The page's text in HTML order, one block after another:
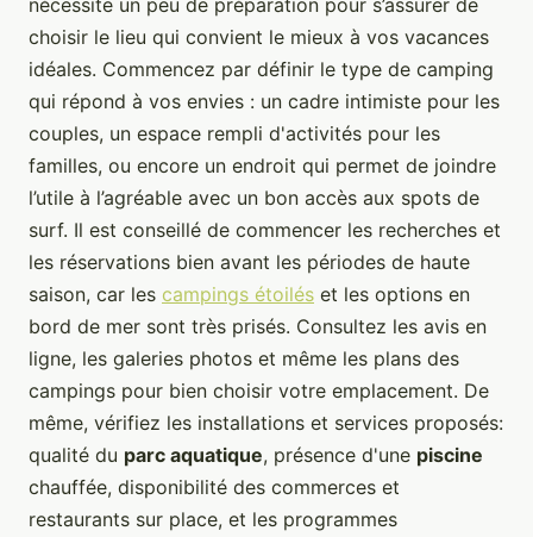
choisir le lieu qui convient le mieux à vos vacances
idéales. Commencez par définir le type de camping
qui répond à vos envies : un cadre intimiste pour les
couples, un espace rempli d'activités pour les
familles, ou encore un endroit qui permet de joindre
l’utile à l’agréable avec un bon accès aux spots de
surf. Il est conseillé de commencer les recherches et
les réservations bien avant les périodes de haute
saison, car les campings étoilés et les options en
bord de mer sont très prisés. Consultez les avis en
ligne, les galeries photos et même les plans des
campings pour bien choisir votre emplacement. De
même, vérifiez les installations et services proposés:
qualité du parc aquatique, présence d'une piscine
chauffée, disponibilité des commerces et
restaurants sur place, et les programmes